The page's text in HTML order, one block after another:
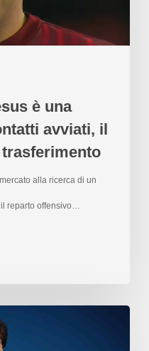
è una
avviati, il
alla ricerca di un
reparto offensivo…